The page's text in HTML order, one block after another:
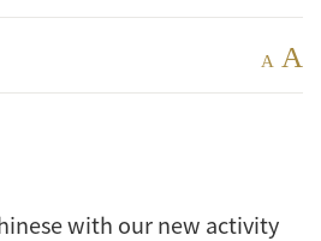
A A
with our new activity